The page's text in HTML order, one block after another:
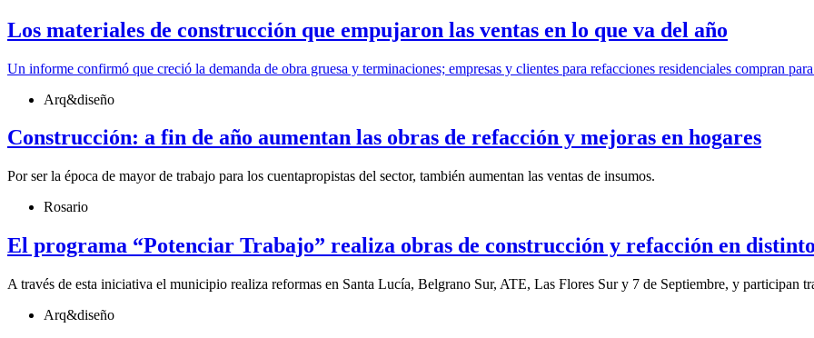
Los materiales de construcción que empujaron las ventas en lo que va del año
Un informe confirmó que creció la demanda de obra gruesa y terminaciones; empresas y clientes para refacciones residenciales compran
Arq&diseño
Construcción: a fin de año aumentan las obras de refacción y mejoras en hogares
Por ser la época de mayor de trabajo para los cuentapropistas del sector, también aumentan las ventas de insumos.
Rosario
El programa “Potenciar Trabajo” realiza obras de construcción y refacción en
A través de esta iniciativa el municipio realiza reformas en Santa Lucía, Belgrano Sur, ATE, Las Flores Sur y 7 de Septiembre, y participan
Arq&diseño